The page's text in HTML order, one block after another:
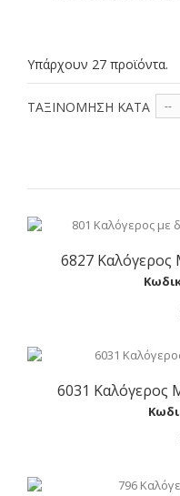
Υπάρχουν 27 προϊόντα.
ΤΑΞΙΝΌΜΗΣΗ ΚΑΤΆ --
6827
6031 Καλόγερος